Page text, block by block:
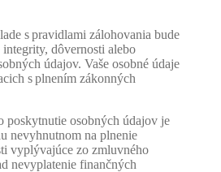
s pravidlami zálohovania bude
dôvernosti alebo
údajov. Vaše osobné údaje
s plnením zákonných
osobných údajov je
nevyhnutnom na plnenie
vyplývajúce zo zmluvného
nevyplatenie finančných